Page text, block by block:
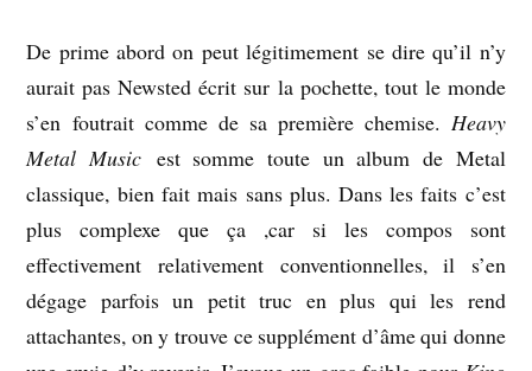
De prime abord on peut légitimement se dire qu’il n’y
aurait pas Newsted écrit sur la pochette, tout le monde
s’en foutrait comme de sa première chemise. Heavy
Metal Music est somme toute un album de Metal
classique, bien fait mais sans plus. Dans les faits c’est
plus complexe que ça ,car si les compos sont
effectivement relativement conventionnelles, il s’en
dégage parfois un petit truc en plus qui les rend
attachantes, on y trouve ce supplément d’âme qui donne